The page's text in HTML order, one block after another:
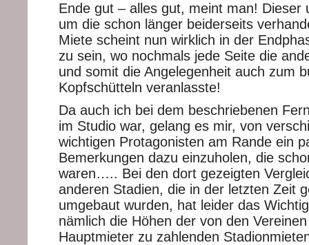
Ende gut – alles gut, meint man! Dieser
um die schon länger beiderseits
Miete scheint nun wirklich in der
zu sein, wo nochmals jede Seite die
und somit die Angelegenheit auch zum
Kopfschütteln veranlasste!
Da auch ich bei dem beschriebenen
im Studio war, gelang es mir, von
wichtigen Protagonisten am Rande ein
Bemerkungen dazu einzuholen, die
waren….. Bei den dort gezeigten
anderen Stadien, die in der letzten Zeit
umgebaut wurden, hat leider das
nämlich die Höhen der von den
Hauptmieter zu zahlenden